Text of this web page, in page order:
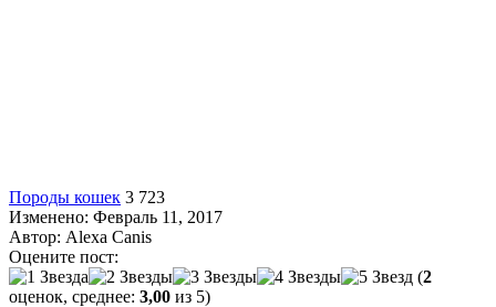
Породы кошек 3 723
Изменено: Февраль 11, 2017
Автор: Alexa Canis
Оцените пост:
(2
оценок, среднее: 3,00 из 5)